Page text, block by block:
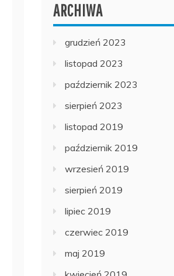
ARCHIWA
grudzień 2023
listopad 2023
październik 2023
sierpień 2023
listopad 2019
październik 2019
wrzesień 2019
sierpień 2019
lipiec 2019
czerwiec 2019
maj 2019